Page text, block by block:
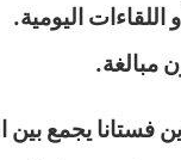
اليومية.
مبالغة.
فستانا يجمع